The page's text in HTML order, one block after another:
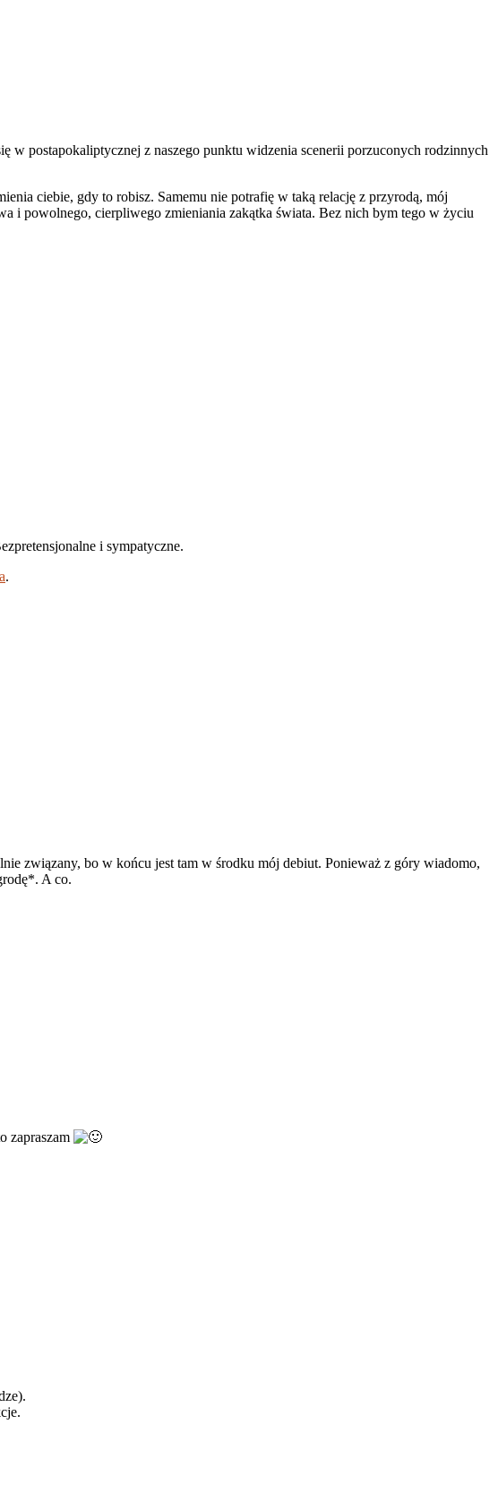
w postapokaliptycznej z naszego punktu widzenia scenerii porzuconych rodzinnych
ciebie, gdy to robisz. Samemu nie potrafię w taką relację z przyrodą, mój
i powolnego, cierpliwego zmieniania zakątka świata. Bez nich bym tego w życiu
i sympatyczne.
.
związany, bo w końcu jest tam w środku mój debiut. Ponieważ z góry wiadomo,
A co.
zapraszam